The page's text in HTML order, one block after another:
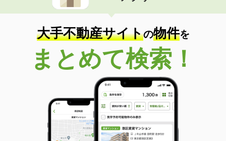
住 所
岡山県岡山市北区一宮
専有面積 23.18m²
間取り
1K
岡山県浅口市鴨方町鴨方
価 格
3.90万円
岡山県浅口市鴨方町鴨方
28.02m²
間取り
1K
岡山県岡山市北区今８丁目
大手不動産サイトの物件を
まとめて検索！